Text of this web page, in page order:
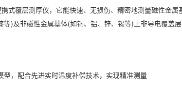
式覆层测厚仪，它能快速、无损伤、精密地测量磁性金
)及非磁性金属基体(如铜、铝、锌、锡等)上非导电覆盖
，配合先进实时温度补偿技术，实现精准测量